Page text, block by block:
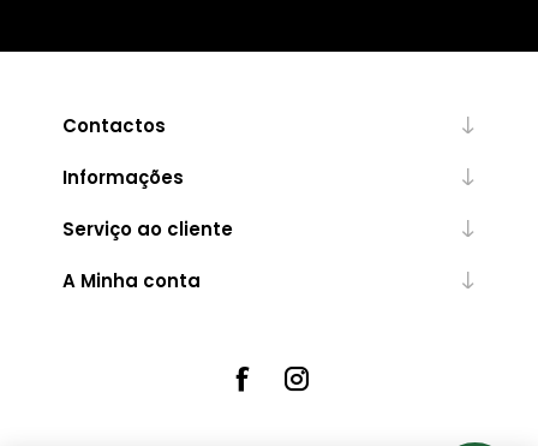
Contactos
Informações
Serviço ao cliente
A Minha conta